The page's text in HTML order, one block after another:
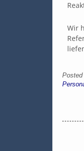
Wir
Posted